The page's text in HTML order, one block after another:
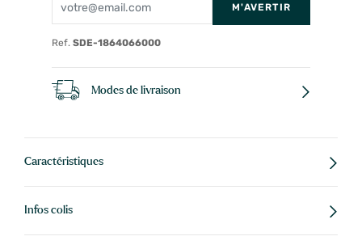
M'AVERTIR
Ref. SDE-1864066000
Modes de livraison
Caractéristiques
Infos colis